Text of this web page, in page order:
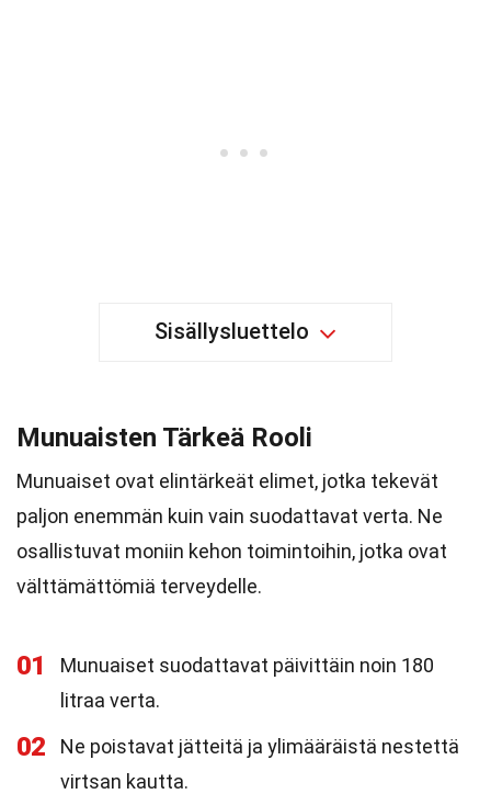
Sisällysluettelo
Munuaisten Tärkeä Rooli
Munuaiset ovat elintärkeät elimet, jotka tekevät
paljon enemmän kuin vain suodattavat verta. Ne
osallistuvat moniin kehon toimintoihin, jotka ovat
välttämättömiä terveydelle.
01
Munuaiset suodattavat päivittäin noin 180
litraa verta.
02
Ne poistavat jätteitä ja ylimääräistä nestettä
virtsan kautta.